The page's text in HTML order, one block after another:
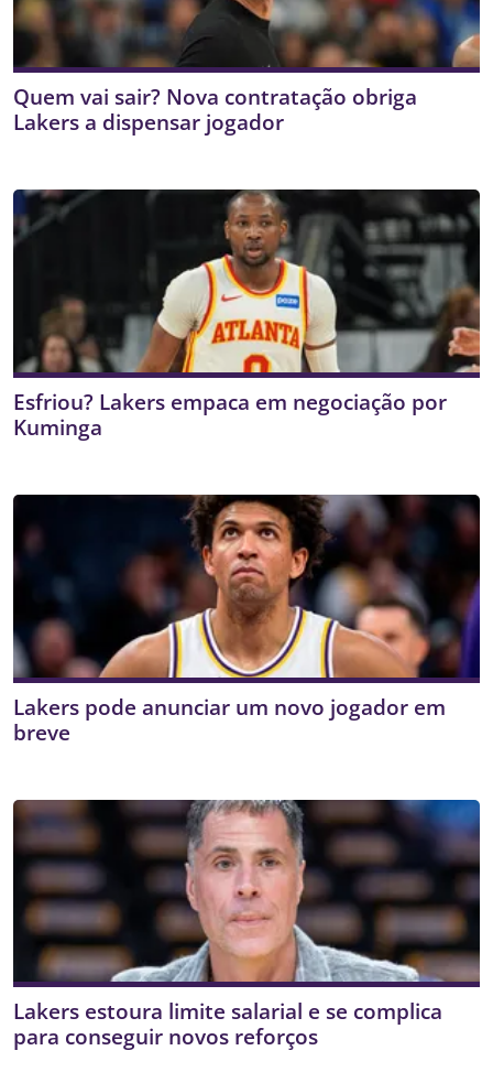
Quem vai sair? Nova contratação obriga
Lakers a dispensar jogador
Esfriou? Lakers empaca em negociação por
Kuminga
Lakers pode anunciar um novo jogador em
breve
Lakers estoura limite salarial e se complica
para conseguir novos reforços